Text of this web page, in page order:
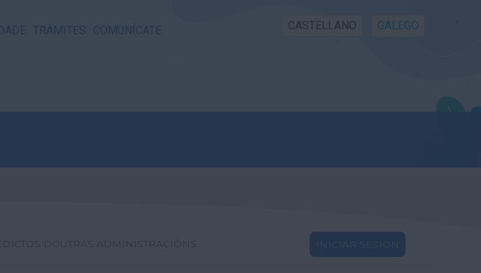
TRÁMITES COMUNÍCATE CASTELLANO GALEGO
DOUTRAS ADMINISTRACIÓNS INICIAR SESIÓN